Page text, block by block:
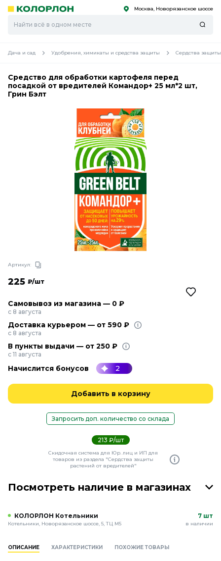
Скоро
Скоро Москва, Новорязанское шоссе
Дача и сад Удобрения, химикаты и средства защиты Сердства
Средство для обработки картофеля перед
посадкой от вредителей Командор+ 25 мл*2 шт,
Грин Бэлт
Артикул:
225 ₽/шт
Самовывоз из магазина — 0 ₽
с 8 августа
Доставка курьером — от 590 ₽
с 8 августа
В пункты выдачи — от 250 ₽
с 11 августа
Начислится бонусов 2
Добавить в корзину
Запросить доп. количество со склада
213 ₽/шт
Скидочная система для Юр. лиц и ИП для
товаров из раздела "Сердства защиты
растений от вредителей"
Посмотреть наличие в магазинах
КОЛОРЛОН Котельники
Котельники, Новорязанское шоссе, 5, ТЦ М5
7 шт
в наличии
ОПИСАНИЕ ХАРАКТЕРИСТИКИ ПОХОЖИЕ ТОВАРЫ